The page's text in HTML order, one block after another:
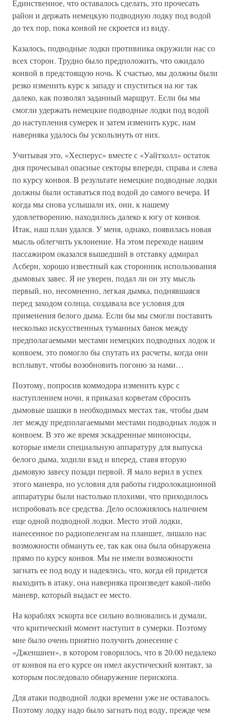
Единственное, что оставалось сделать, это прочесать
район и держать немецкую подводную лодку под водой
до тех пор, пока конвой не скроется из виду.
Казалось, подводные лодки противника окружили нас со
всех сторон. Трудно было предположить, что ожидало
конвой в предстоящую ночь. К счастью, мы должны были
резко изменить курс к западу и спуститься на юг так
далеко, как позволял заданный маршрут. Если бы мы
смогли удержать немецкие подводные лодки под водой
до наступления сумерек и затем изменить курс, нам
наверняка удалось бы ускользнуть от них.
Учитывая это, «Хесперус» вместе с «Уайтхолл» остаток
дня прочесывал опасные секторы впереди, справа и слева
по курсу конвоя. В результате немецкие подводные лодки
должны были оставаться под водой до самого вечера. И
когда мы снова услышали их, они, к нашему
удовлетворению, находились далеко к югу от конвоя.
Итак, наш план удался. У меня, однако, появилась новая
мысль облегчить уклонение. На этом переходе нашим
пассажиром оказался вышедший в отставку адмирал
Асберн, хорошо известный как сторонник использования
дымовых завес. Я не уверен, подал ли он эту мысль
первый, но, несомненно, легкая дымка, поднявшаяся
перед заходом солнца, создавала все условия для
применения белого дыма. Если бы мы смогли поставить
несколько искусственных туманных банок между
предполагаемыми местами немецких подводных лодок и
конвоем, это помогло бы спутать их расчеты, когда они
всплывут, чтобы возобновить погоню за нами…
Поэтому, попросив коммодора изменить курс с
наступлением ночи, я приказал корветам сбросить
дымовые шашки в необходимых местах так, чтобы дым
лег между предполагаемыми местами подводных лодок и
конвоем. В это же время эскадренные миноносцы,
которые имели специальную аппаратуру для выпуска
белого дыма, ходили взад и вперед, ставя вторую
дымовую завесу позади первой. Я мало верил в успех
этого маневра, но условия для работы гидролокационной
аппаратуры были настолько плохими, что приходилось
испробовать все средства. Дело осложнялось наличием
еще одной подводной лодки. Место этой лодки,
нанесенное по радиопеленгам на планшет, лишало нас
возможности обмануть ее, так как она была обнаружена
прямо по курсу конвоя. Мы не имели возможности
загнать ее под воду и надеялись, что, когда ей придется
выходить в атаку, она наверняка произведет какой-либо
маневр, который выдаст ее место.
На кораблях эскорта все сильно волновались и думали,
что критический момент наступит в сумерки. Поэтому
мне было очень приятно получить донесение с
«Дженшиен», в котором говорилось, что в 20.00 недалеко
от конвоя на его курсе он имел акустический контакт, за
которым последовало обнаружение перископа.
Для атаки подводной лодки времени уже не оставалось.
Поэтому лодку надо было загнать под воду, прежде чем